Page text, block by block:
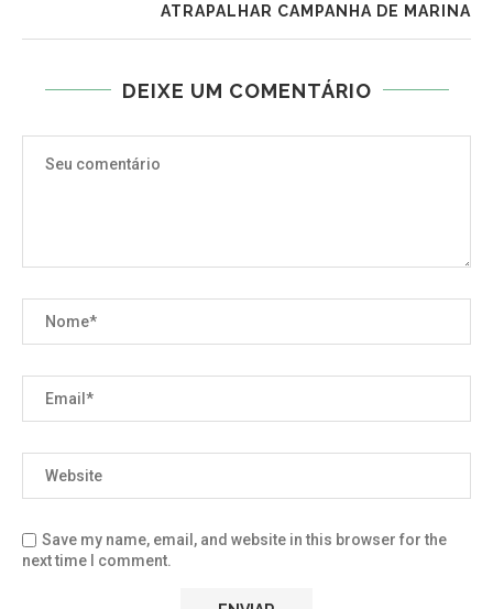
ATRAPALHAR CAMPANHA DE MARINA
DEIXE UM COMENTÁRIO
Save my name, email, and website in this browser for the
next time I comment.